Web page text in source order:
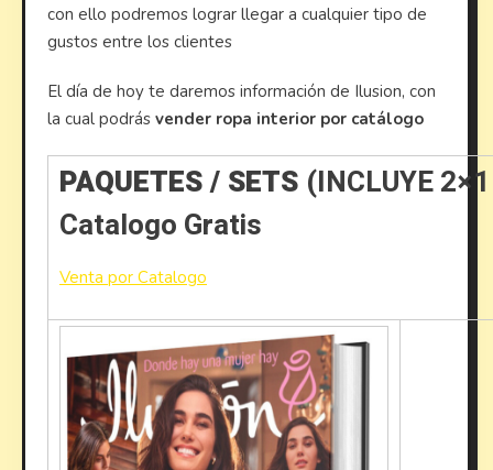
con ello podremos lograr llegar a cualquier tipo de
gustos entre los clientes
El día de hoy te daremos información de Ilusion, con
la cual podrás vender ropa interior por catálogo
PAQUETES / SETS (INCLUYE
Catalogo Gratis
Venta por Catalogo